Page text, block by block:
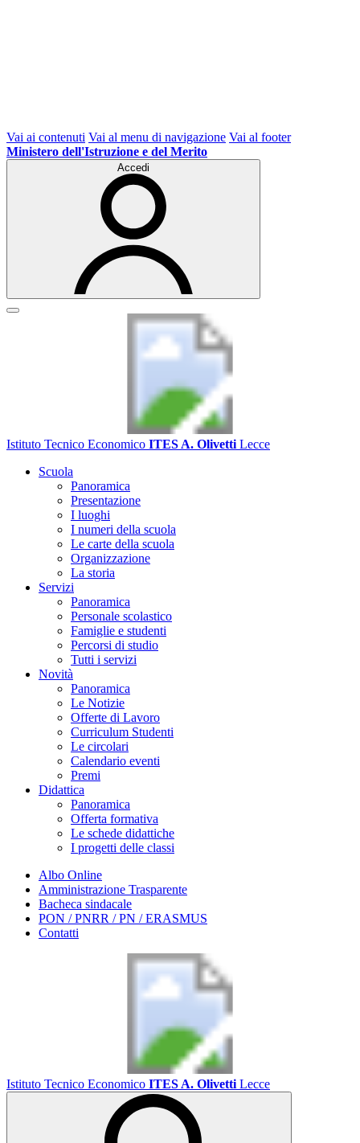
Vai ai contenuti Vai al menu di navigazione Vai al footer
Ministero dell'Istruzione e del Merito
Accedi
Istituto Tecnico Economico ITES A. Olivetti Lecce
Scuola
Panoramica
Presentazione
I luoghi
I numeri della scuola
Le carte della scuola
Organizzazione
La storia
Servizi
Panoramica
Personale scolastico
Famiglie e studenti
Percorsi di studio
Tutti i servizi
Novità
Panoramica
Le Notizie
Offerte di Lavoro
Curriculum Studenti
Le circolari
Calendario eventi
Premi
Didattica
Panoramica
Offerta formativa
Le schede didattiche
I progetti delle classi
Albo Online
Amministrazione Trasparente
Bacheca sindacale
PON / PNRR / PN / ERASMUS
Contatti
Istituto Tecnico Economico ITES A. Olivetti Lecce